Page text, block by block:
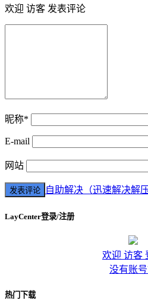
欢迎 访客 发表评论
昵称*
E-mail
网站
自助解决（迅速解决解
LayCenter登录/注册
欢迎 访客
没有账号
热门下载